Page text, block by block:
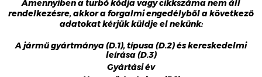
Amennyiben a turbó kódja vagy cikkszáma nem áll
rendelkezésre, akkor a forgalmi engedélyből a következő
adatokat kérjük küldje el nekünk:
A jármű gyártmánya (D.1), típusa (D.2) és kereskedelmi
leírása (D.3)
Gyártási év